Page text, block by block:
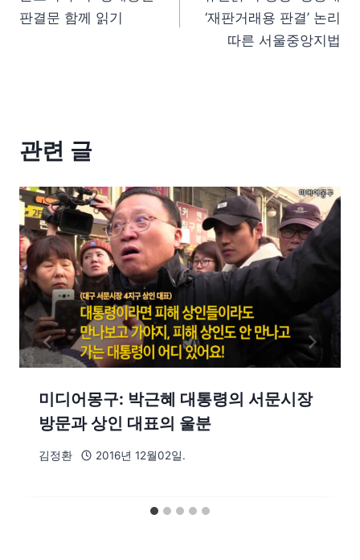
판결문 함께 읽기
‘재판거래용 판결’ 논리
따른 서울중앙지법
관련 글
미디어몽구: 박근혜 대통령의 서문시장
방문과 상인 대표의 울분
김정환 2016년 12월02일.